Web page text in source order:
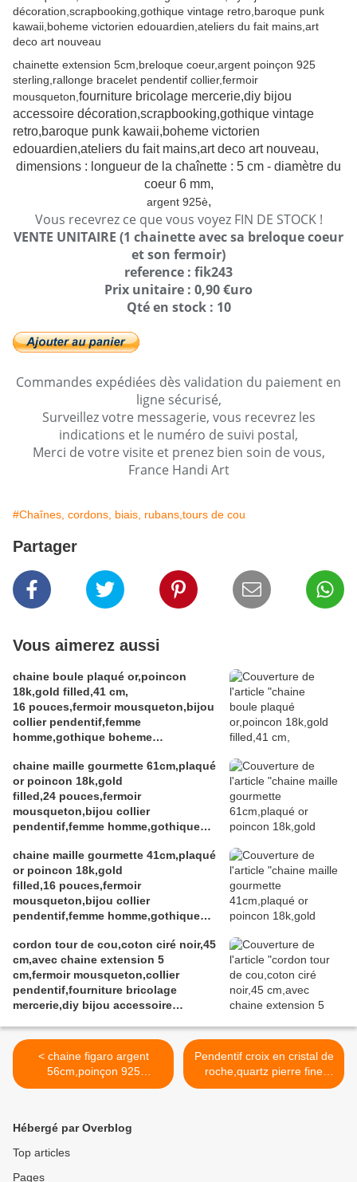
chainette extension 5cm,breloque coeur,argent poinçon 925
sterling,rallonge bracelet pendentif collier,fermoir
mousqueton, fourniture bricolage mercerie,diy bijou
accessoire décoration,scrapbooking,gothique vintage
retro,baroque punk kawaii,boheme victorien
edouardien,ateliers du fait mains,art deco art nouveau,
dimensions : longueur de la chaînette : 5 cm - diamètre du
coeur 6 mm,
argent 925è,
Vous recevrez ce que vous voyez FIN DE STOCK !
VENTE UNITAIRE (1 chainette avec sa breloque coeur
et son fermoir)
reference : fik243
Prix unitaire : 0,90 €uro
Qté en stock : 10
Commandes expédiées dès validation du paiement en
ligne sécurisé,
Surveillez votre messagerie, vous recevrez les
indications et le numéro de suivi postal,
Merci de votre visite et prenez bien soin de vous,
France Handi Art
#Chaînes, cordons, biais, rubans,tours de cou
Partager
Vous aimerez aussi
chaine boule plaqué or,poincon
18k,gold filled,41 cm,
16 pouces,fermoir mousqueton,bijou
collier pendentif,femme
homme,gothique boheme
victorien,kawaii,cadeau fete
ceremonie,anniversaire retraite
noel,st valentin mariage,amour amitié
chaine maille gourmette 61cm,plaqué
or poincon 18k,gold
filled,24 pouces,fermoir
mousqueton,bijou collier
pendentif,femme homme,gothique
victorien,kawa
chaine maille gourmette 41cm,plaqué
or poincon 18k,gold
filled,16 pouces,fermoir
mousqueton,bijou collier
pendentif,femme homme,gothique
victorien,kawaii,cadeau fete
ceremonie,anniversaire retraite
noel,st valentin mariage,amour amitié
cordon tour de cou,coton ciré noir,45
cm,avec chaine extension 5
cm,fermoir mousqueton,collier
pendentif,fourniture bricolage
mercerie,diy bijou accessoire
kawaii,boheme victorien
edouardien,ateliers du fait mains
< chaine figaro argent
56cm,poinçon 925
sterling,22 pouces,fermoir
homme,gothique boheme
hippie,punk edouardien
victorien,kawaii,cadeau fete
ceremonie,anniversaire
Pendentif croix en cristal de
roche,quartz pierre fine
precieuse
Hébergé par Overblog
Top articles
Pages